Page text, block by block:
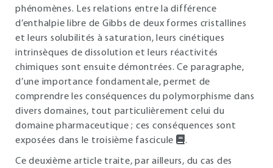
phénomènes. Les relations entre la différence
d’enthalpie libre de Gibbs de deux formes cristallines
et leurs solubilités à saturation, leurs cinétiques
intrinsèques de dissolution et leurs réactivités
chimiques sont ensuite démontrées. Ce paragraphe,
d’une importance fondamentale, permet de
comprendre les conséquences du polymorphisme dans
divers domaines, tout particulièrement celui du
domaine pharmaceutique ; ces conséquences sont
exposées dans le troisième fascicule
.
Ce deuxième article traite, par ailleurs, du cas des